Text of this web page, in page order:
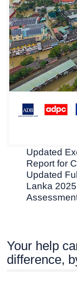
Updated
Report for
Updated
Lanka
Your help
difference,